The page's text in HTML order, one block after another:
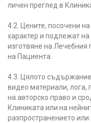
личен преглед в
4.2. Цените, посочени
характер и подлежат
изготвяне на Лечебния
на Пациента.
4.3. Цялото
видео материали, лога,
на авторско право и
Клиниката или на
разпространението